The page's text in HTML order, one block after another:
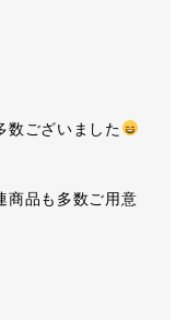
数ございました
商品も多数ご用意